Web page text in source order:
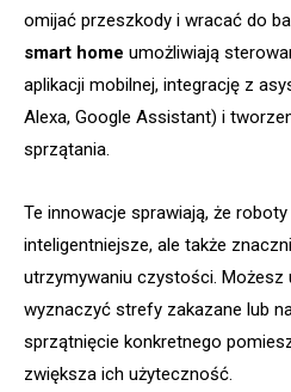
omijać przeszkody i wracać do
smart home umożliwiają
aplikacji mobilnej, integrację z
Alexa, Google Assistant) i
sprzątania.
Te innowacje sprawiają, że
inteligentniejsze, ale także
utrzymywaniu czystości. Możesz
wyznaczyć strefy zakazane lub
sprzątnięcie konkretnego
zwiększa ich użyteczność.